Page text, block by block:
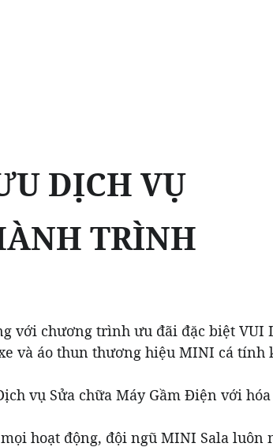
DỊCH VỤ
TRÌNH
với chương trình ưu đãi đặc biệt VUI
và áo thun thương hiệu MINI cá
vụ Sửa chữa Máy Gầm Điện với
hoạt động, đội ngũ MINI Sala